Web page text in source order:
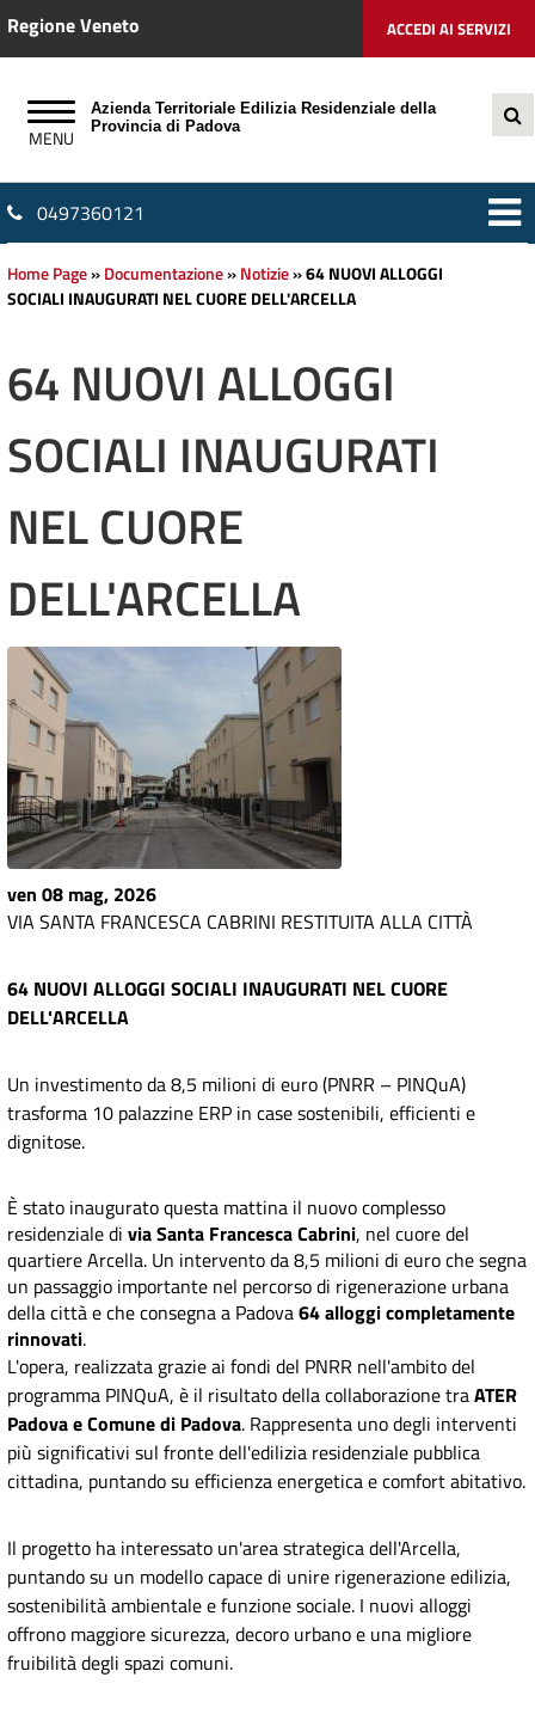
Regione Veneto ACCEDI AI SERVIZI
Azienda Territoriale Edilizia Residenziale della
Provincia di Padova
0497360121
Home Page»Documentazione»Notizie»64 NUOVI ALLOGGI
SOCIALI INAUGURATI NEL CUORE DELL'ARCELLA
64 NUOVI ALLOGGI
SOCIALI INAUGURATI
NEL CUORE
DELL'ARCELLA
ven 08 mag, 2026
VIA SANTA FRANCESCA CABRINI RESTITUITA ALLA CITTÀ
64 NUOVI ALLOGGI SOCIALI INAUGURATI NEL CUORE
DELL'ARCELLA
Un investimento da 8,5 milioni di euro (PNRR – PINQuA)
trasforma 10 palazzine ERP in case sostenibili, efficienti e
dignitose.
È stato inaugurato questa mattina il nuovo complesso
residenziale di via Santa Francesca Cabrini, nel cuore del
quartiere Arcella. Un intervento da 8,5 milioni di euro che segna
un passaggio importante nel percorso di rigenerazione urbana
della città e che consegna a Padova64 alloggi completamente
rinnovati.
L'opera, realizzata grazie ai fondi del PNRR nell'ambito del
programma PINQuA, è il risultato della collaborazione traATER
Padova e Comune di Padova. Rappresenta uno degli interventi
più significativi sul fronte dell'edilizia residenziale pubblica
cittadina, puntando su efficienza energetica e comfort abitativo.
Il progetto ha interessato un'area strategica dell'Arcella,
puntando su un modello capace di unire rigenerazione edilizia,
sostenibilità ambientale e funzione sociale. I nuovi alloggi
offrono maggiore sicurezza, decoro urbano e una migliore
fruibilità degli spazi comuni.